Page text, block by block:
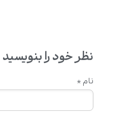
نظر خود را بنویسید
نام *